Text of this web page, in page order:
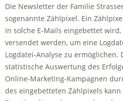
Die Newsletter der Familie
sogenannte Zählpixel. Ein
in solche E-Mails eingebettet
versendet werden, um eine
Logdatei-Analyse zu ermöglichen.
statistische Auswertung des
Online-Marketing-Kampagnen
des eingebetteten Zählpixels